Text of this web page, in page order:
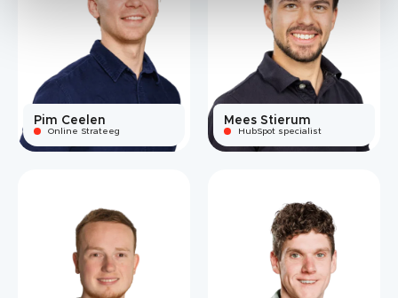
Pim Ceelen
Online Strateeg
Mees Stierum
HubSpot specialist